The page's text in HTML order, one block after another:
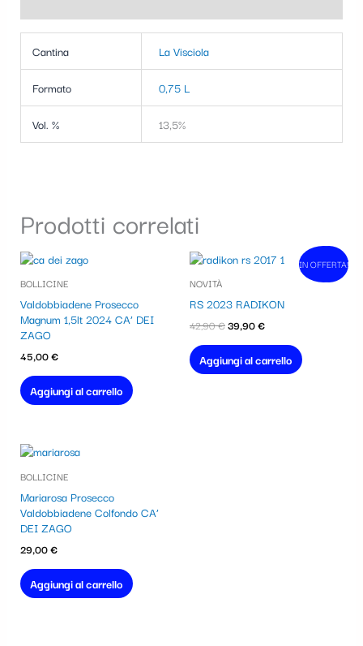
Cantina La Visciola
Formato 0,75 L
Vol. % 13,5%
Prodotti correlati
BOLLICINE
Valdobbiadene Prosecco
Magnum 1,5lt 2024 CA’ DEI
ZAGO
45,00€
Aggiungi al carrello
In vendita!
IN OFFERTA!
NOVITÀ
RS 2023 RADIKON
42,90€
Il
era:
39,90€
Il
è:
Aggiungi al carrello
BOLLICINE
Mariarosa Prosecco
Valdobbiadene Colfondo CA’
DEI ZAGO
29,00€
Aggiungi al carrello